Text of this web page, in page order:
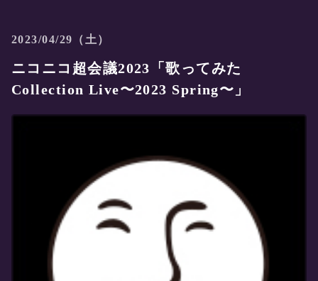
2023/04/29（土）
ニコニコ超会議2023「歌ってみた
Collection Live〜2023 Spring〜」